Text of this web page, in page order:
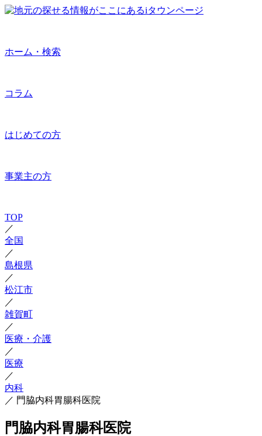
ホーム・検索
コラム
はじめての方
事業主の方
TOP
／
全国
／
島根県
／
松江市
／
雑賀町
／
医療・介護
／
医療
／
内科
／ 門脇内科胃腸科医院
門脇内科胃腸科医院